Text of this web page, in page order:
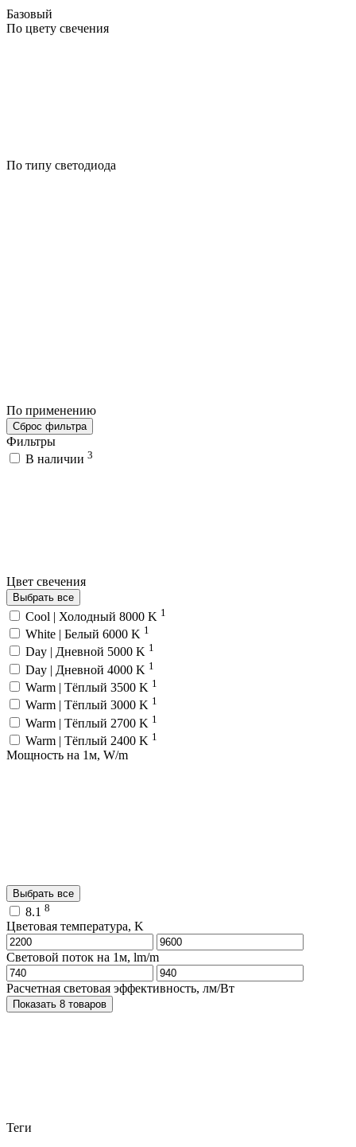
Базовый
По цвету свечения
По типу светодиода
По применению
Сброс фильтра
Фильтры
В наличии 3
Цвет свечения
Выбрать все
Cool | Холодный 8000 K 1
White | Белый 6000 K 1
Day | Дневной 5000 K 1
Day | Дневной 4000 K 1
Warm | Тёплый 3500 K 1
Warm | Тёплый 3000 K 1
Warm | Тёплый 2700 K 1
Warm | Тёплый 2400 K 1
Мощность на 1м, W/m
Выбрать все
8.1 8
Цветовая температура, K
Световой поток на 1м, lm/m
Расчетная световая эффективность, лм/Вт
Показать 8 товаров
Теги